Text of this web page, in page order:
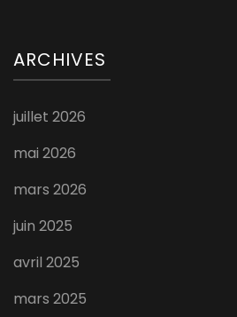
ARCHIVES
juillet 2026
mai 2026
mars 2026
juin 2025
avril 2025
mars 2025